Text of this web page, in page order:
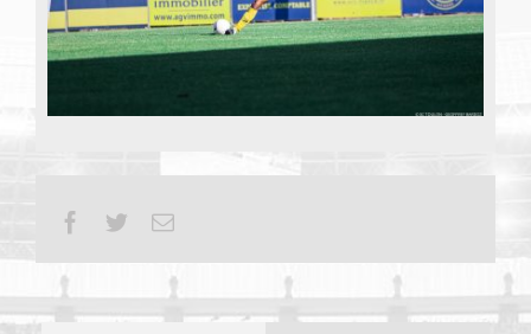
Facebook
TwitterEmail